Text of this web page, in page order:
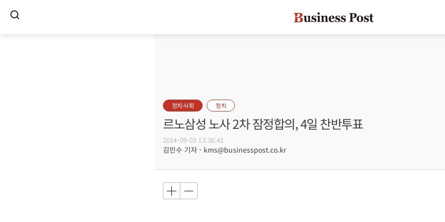
정치·사회 정치
르노삼성 노사 2차 잠정합의, 4일 찬반투표
2014-09-03 13:36:41
김민수 기자 - kms@businesspost.co.kr